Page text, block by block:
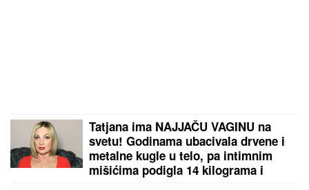
Tatjana ima NAJJAČU VAGINU na
svetu! Godinama ubacivala drvene i
metalne kugle u telo, pa intimnim
mišićima podigla 14 kilograma i